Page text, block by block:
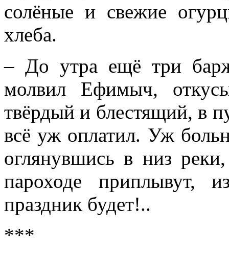
солёные и свежие
хлеба.
– До утра ещё три
молвил Ефимыч,
твёрдый и блестящий, в
всё уж оплатил. Уж
оглянувшись в низ
пароходе приплывут,
праздник будет!..
***